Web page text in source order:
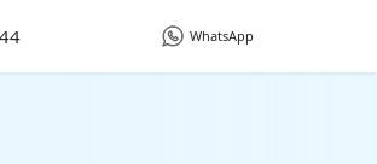
WhatsApp